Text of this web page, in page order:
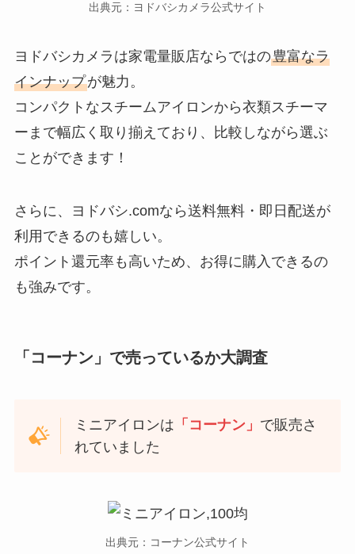
出典元：ヨドバシカメラ公式サイト
ヨドバシカメラは家電量販店ならではの豊富なラ
インナップが魅力。
コンパクトなスチームアイロンから衣類スチーマ
ーまで幅広く取り揃えており、比較しながら選ぶ
ことができます！
さらに、ヨドバシ.comなら送料無料・即日配送が
利用できるのも嬉しい。
ポイント還元率も高いため、お得に購入できるの
も強みです。
「コーナン」で売っているか大調査
ミニアイロンは 「コーナン」 で販売さ
れていました
出典元：コーナン公式サイト